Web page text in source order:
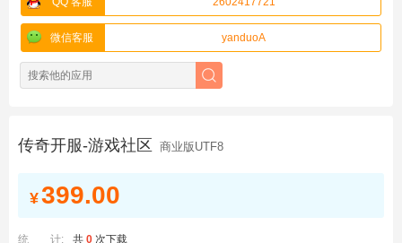
微信客服 yanduoA
传奇开服-游戏社区 商业版UTF8
¥399.00
统 计: 共 0 次下载